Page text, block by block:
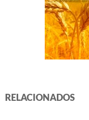
RELACIONADOS